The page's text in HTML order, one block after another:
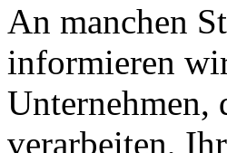
An manchen
informieren
Unternehmen,
verarbeiten,